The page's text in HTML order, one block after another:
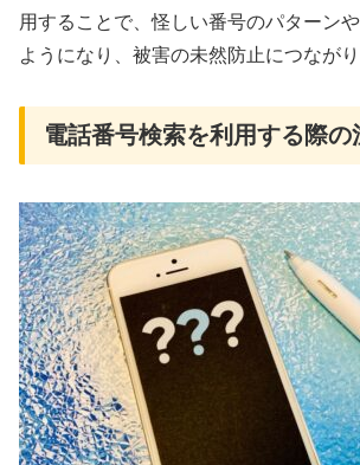
用することで、怪しい番号のパターン
ようになり、被害の未然防止につながり
電話番号検索を利用する際の